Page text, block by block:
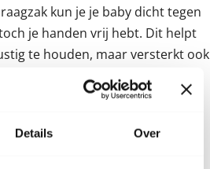
Details Over
kun je je baby dicht tegen
je handen vrij hebt. Dit helpt
te houden, maar versterkt ook
blijft huilen?
die je doet, blijft je baby huilen.